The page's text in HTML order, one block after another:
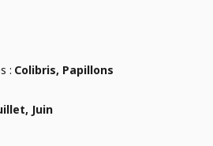
: Colibris, Papillons
Juin